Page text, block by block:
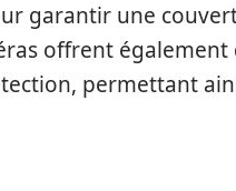
garantir une
offrent
permettant